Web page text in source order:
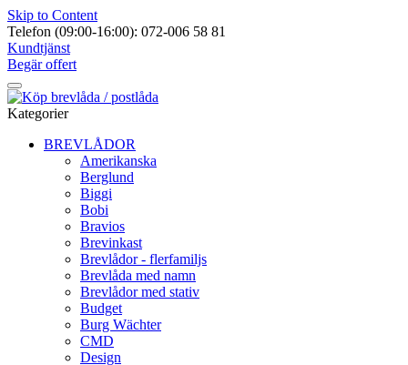
Skip to Content
Telefon (09:00-16:00): 072-006 58 81
Kundtjänst
Begär offert
Kategorier
BREVLÅDOR
Amerikanska
Berglund
Biggi
Bobi
Bravios
Brevinkast
Brevlådor - flerfamiljs
Brevlåda med namn
Brevlådor med stativ
Budget
Burg Wächter
CMD
Design